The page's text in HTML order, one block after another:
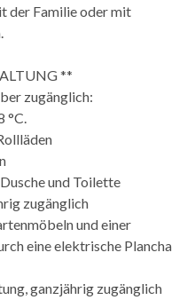
der Familie oder mit
**
zugänglich:
°C.
und Toilette
zugänglich
und einer
eine elektrische Plancha
ganzjährig zugänglich